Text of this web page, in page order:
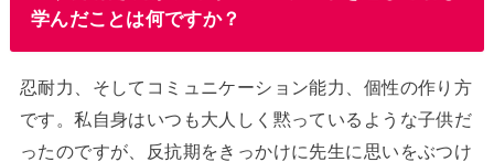
学んだことは何ですか？
忍耐力、そしてコミュニケーション能力、個性の作り方
です。私自身はいつも大人しく黙っているような子供だ
ったのですが、反抗期をきっかけに先生に思いをぶつけ